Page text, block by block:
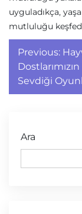
uyguladıkça,
mutluluğu
Yazı
Previous:
Sevdiği
Ara